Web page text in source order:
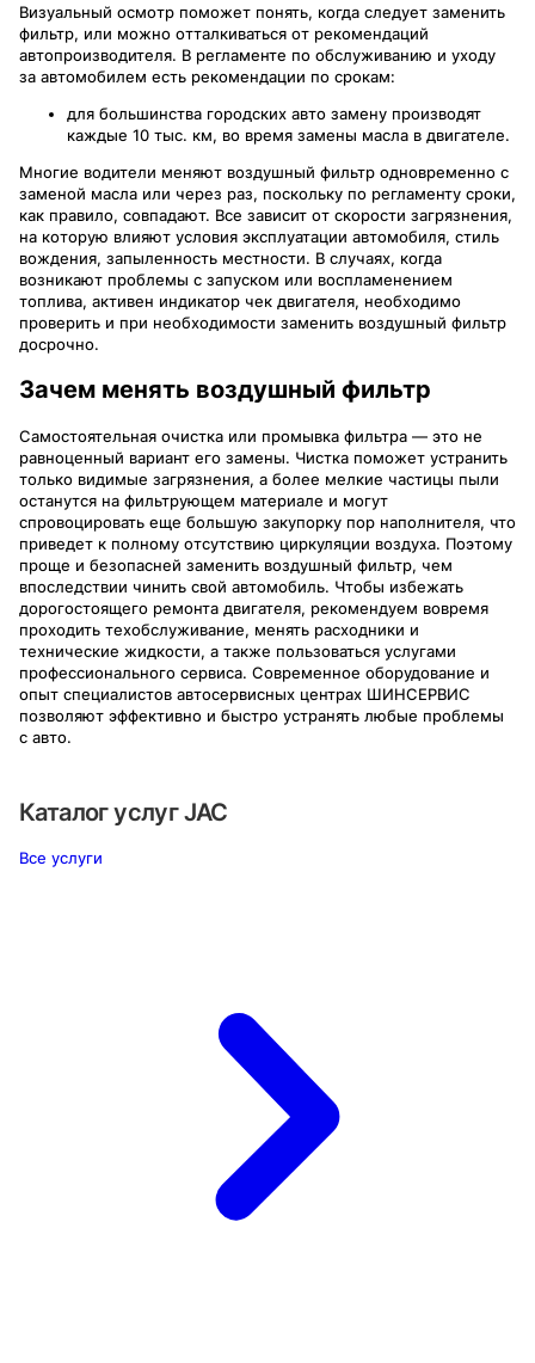
Визуальный осмотр поможет понять, когда следует заменить
фильтр, или можно отталкиваться от рекомендаций
автопроизводителя. В регламенте по обслуживанию и уходу
за автомобилем есть рекомендации по срокам:
для большинства городских авто замену производят
каждые 10 тыс. км, во время замены масла в двигателе.
Многие водители меняют воздушный фильтр одновременно с
заменой масла или через раз, поскольку по регламенту сроки,
как правило, совпадают. Все зависит от скорости загрязнения,
на которую влияют условия эксплуатации автомобиля, стиль
вождения, запыленность местности. В случаях, когда
возникают проблемы с запуском или воспламенением
топлива, активен индикатор чек двигателя, необходимо
проверить и при необходимости заменить воздушный фильтр
досрочно.
Зачем менять воздушный фильтр
Самостоятельная очистка или промывка фильтра — это не
равноценный вариант его замены. Чистка поможет устранить
только видимые загрязнения, а более мелкие частицы пыли
останутся на фильтрующем материале и могут
спровоцировать еще большую закупорку пор наполнителя, что
приведет к полному отсутствию циркуляции воздуха. Поэтому
проще и безопасней заменить воздушный фильтр, чем
впоследствии чинить свой автомобиль. Чтобы избежать
дорогостоящего ремонта двигателя, рекомендуем вовремя
проходить техобслуживание, менять расходники и
технические жидкости, а также пользоваться услугами
профессионального сервиса. Современное оборудование и
опыт специалистов автосервисных центрах ШИНСЕРВИС
позволяют эффективно и быстро устранять любые проблемы
с авто.
Каталог услугJAC
Все услуги